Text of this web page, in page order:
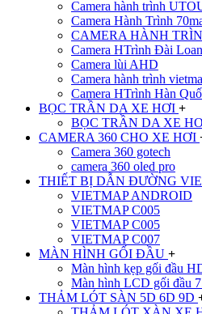
Camera hành trình
Camera Hành Trình
CAMERA HÀNH
Camera HTrình Đài Loan
Camera lùi AHD
Camera hành trình
Camera HTrình Hàn
BỌC TRẦN DA XE HƠI +
BỌC TRẦN DA XE
CAMERA 360 CHO XE HƠI
Camera 360 gotech
camera 360 oled pro
THIẾT BỊ DẪN ĐƯỜNG
VIETMAP ANDROID
VIETMAP C005
VIETMAP C005
VIETMAP C007
MÀN HÌNH GỐI ĐẦU +
Màn hình kẹp gối đầu
Màn hình LCD gối đầu
THẢM LÓT SÀN 5D 6D 9D